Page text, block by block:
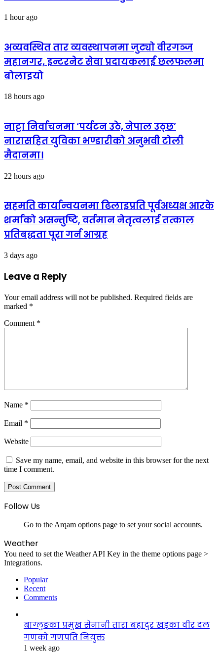
1 hour ago
अव्यवस्थित तार व्यवस्थापनमा जुट्यो वीरगञ्ज
महानगर, इन्टरनेट सेवा प्रदायकलाई छलफलमा
बोलाइयो
18 hours ago
नाट्टा निर्वाचनमा ‘पर्यटन उठे, नेपाल उठ्छ’
नारासहित युविका भण्डारीको अनुभवी टोली
मैदानमा।
22 hours ago
सहमति कार्यान्वयनमा ढिलाइप्रति पूर्वअध्यक्ष आरके
शर्माको असन्तुष्टि, वर्तमान नेतृत्वलाई तत्काल
प्रतिबद्धता पूरा गर्न आग्रह
3 days ago
Leave a Reply
Your email address will not be published. Required fields are
marked *
Comment *
Name *
Email *
Website
Save my name, email, and website in this browser for the next
time I comment.
Follow Us
Go to the Arqam options page to set your social accounts.
Weather
You need to set the Weather API Key in the theme options page >
Integrations.
Popular
Recent
Comments
बाग्लुङका प्रमुख सेनानी तारा बहादुर खड्का वीर दल
गणको गणपति नियुक्त
1 week ago